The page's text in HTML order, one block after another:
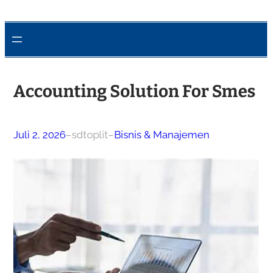
Accounting Solution For Smes
Juli 2, 2026–sdtoplit–Bisnis & Manajemen